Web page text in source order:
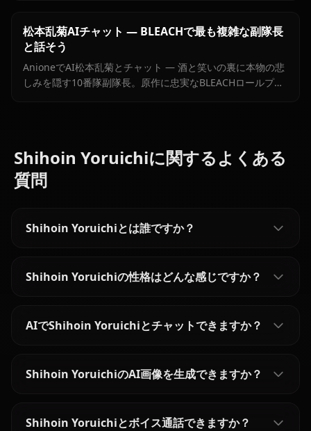
松本乱菊AIチャット — BLEACHで最も複雑な副隊長
と話そう
AnioneでAI松本乱菊とチャット — 酒と笑いの裏に本物の悲
しみを隠す10番隊副隊長。原作に忠実なBLEACHロールプレ
Shihoin Yoruichiに関するよくある
質問
Shihoin Yoruichiとは誰ですか？
Shihoin Yoruichiの性格はどんな感じですか？
AIでShihoin Yoruichiとチャットできますか？
Shihoin YoruichiのAI画像を生成できますか？
Shihoin Yoruichiとボイス通話できますか？